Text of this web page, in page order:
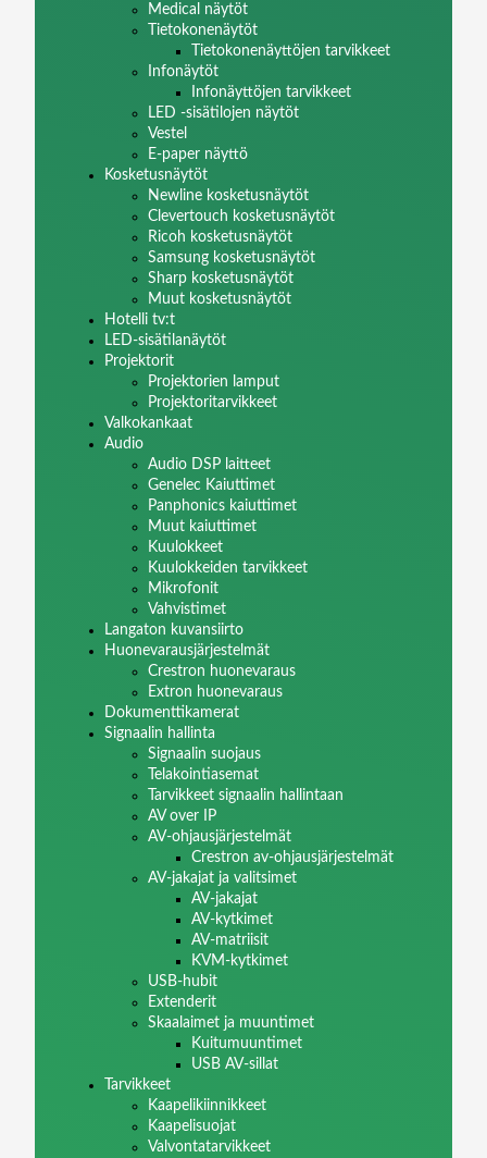
Medical näytöt
Tietokonenäytöt
Tietokonenäyttöjen tarvikkeet
Infonäytöt
Infonäyttöjen tarvikkeet
LED -sisätilojen näytöt
Vestel
E-paper näyttö
Kosketusnäytöt
Newline kosketusnäytöt
Clevertouch kosketusnäytöt
Ricoh kosketusnäytöt
Samsung kosketusnäytöt
Sharp kosketusnäytöt
Muut kosketusnäytöt
Hotelli tv:t
LED-sisätilanäytöt
Projektorit
Projektorien lamput
Projektoritarvikkeet
Valkokankaat
Audio
Audio DSP laitteet
Genelec Kaiuttimet
Panphonics kaiuttimet
Muut kaiuttimet
Kuulokkeet
Kuulokkeiden tarvikkeet
Mikrofonit
Vahvistimet
Langaton kuvansiirto
Huonevarausjärjestelmät
Crestron huonevaraus
Extron huonevaraus
Dokumenttikamerat
Signaalin hallinta
Signaalin suojaus
Telakointiasemat
Tarvikkeet signaalin hallintaan
AV over IP
AV-ohjausjärjestelmät
Crestron av-ohjausjärjestelmät
AV-jakajat ja valitsimet
AV-jakajat
AV-kytkimet
AV-matriisit
KVM-kytkimet
USB-hubit
Extenderit
Skaalaimet ja muuntimet
Kuitumuuntimet
USB AV-sillat
Tarvikkeet
Kaapelikiinnikkeet
Kaapelisuojat
Valvontatarvikkeet